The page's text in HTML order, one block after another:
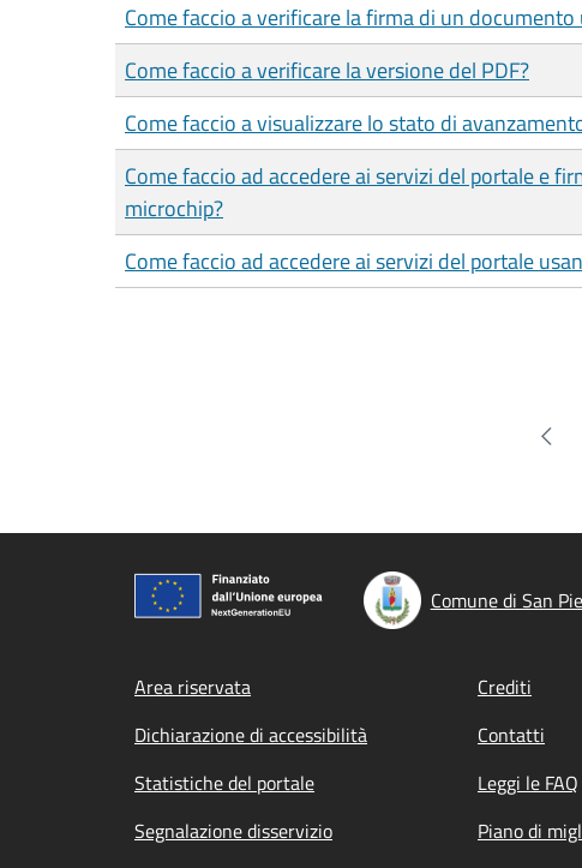
Come faccio a verificare la firma di un
Come faccio a verificare la versione del PDF?
Come faccio a visualizzare lo stato di
Come faccio ad accedere ai servizi del portale e
microchip?
Come faccio ad accedere ai servizi del portale
Comune di San
Footer menu
Area riservata Crediti
Dichiarazione di accessibilità
Contatti
Statistiche del portale
Leggi le FAQ
Segnalazione disservizio
Piano di